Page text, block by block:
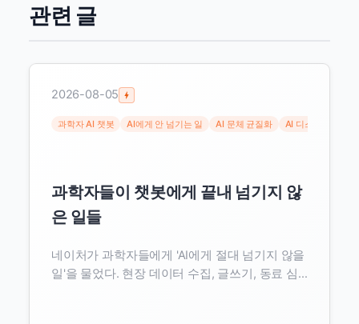
관련 글
2026-08-05
과학자 AI 챗봇 AI에게 안 넘기는 일 AI 문체 균질화 AI 디스킬링
과학자들이 챗봇에게 끝내 넘기지 않
은 일들
네이처가 과학자들에게 'AI에게 절대 넘기지 않을
일'을 물었다. 현장 데이터 수집, 글쓰기, 동료 심